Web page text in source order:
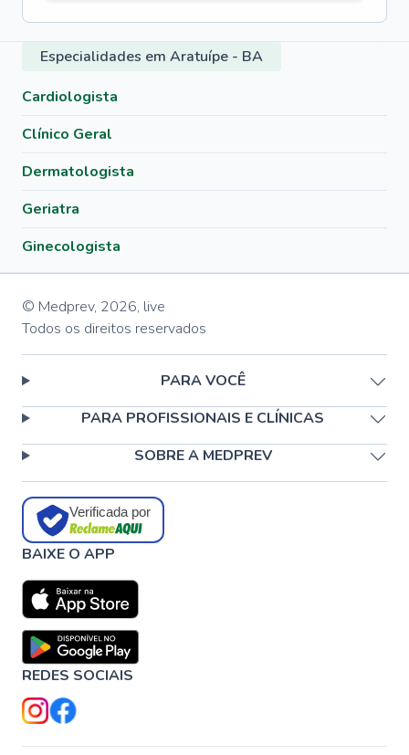
Especialidades em Aratuípe - BA
Cardiologista
Clínico Geral
Dermatologista
Geriatra
Ginecologista
© Medprev, 2026, live
Todos os direitos reservados
PARA VOCÊ
PARA PROFISSIONAIS E CLÍNICAS
SOBRE A MEDPREV
Verificada por
BAIXE O APP
REDES SOCIAIS